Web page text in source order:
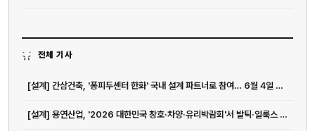
전체 기사
[설계] 간삼건축, '퐁피두센터 한화' 국내 설계 파트너로 참여… 6월 4일 여의도...
[설계] 용연산업, '2026 대한민국 창호·차양·유리박람회'서 발틱·일룩스 제품...